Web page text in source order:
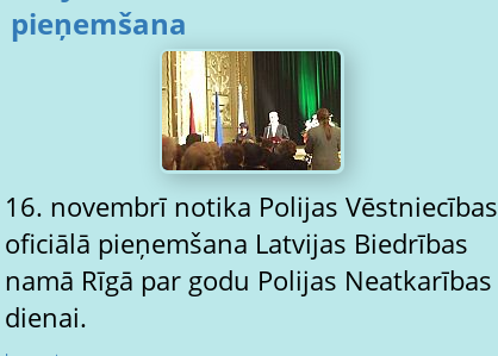
pieņemšana
16. novembrī notika Polijas Vēstniecības
oficiālā pieņemšana Latvijas Biedrības
namā Rīgā par godu Polijas Neatkarības
dienai.